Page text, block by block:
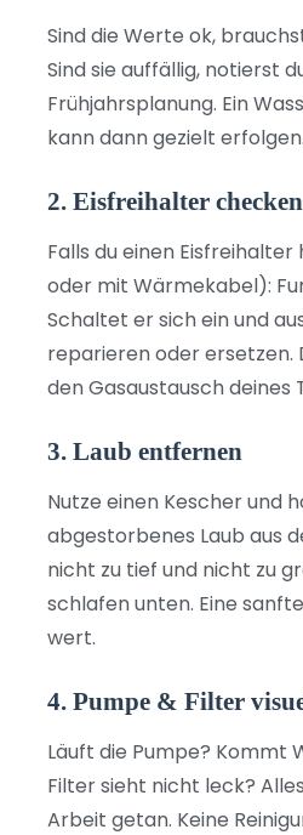
Sind die Werte ok,
Sind sie auffällig, notierst
Frühjahrsplanung. Ein
kann dann gezielt erfolgen.
2. Eisfreihalter checken
Falls du einen
oder mit Wärmekabel):
Schaltet er sich ein und
reparieren oder ersetzen.
den Gasaustausch deines
3. Laub entfernen
Nutze einen Kescher und
abgestorbenes Laub aus
nicht zu tief und nicht zu
schlafen unten. Eine
wert.
4. Pumpe & Filter
Läuft die Pumpe? Kommt
Filter sieht nicht leck?
Arbeit getan. Keine